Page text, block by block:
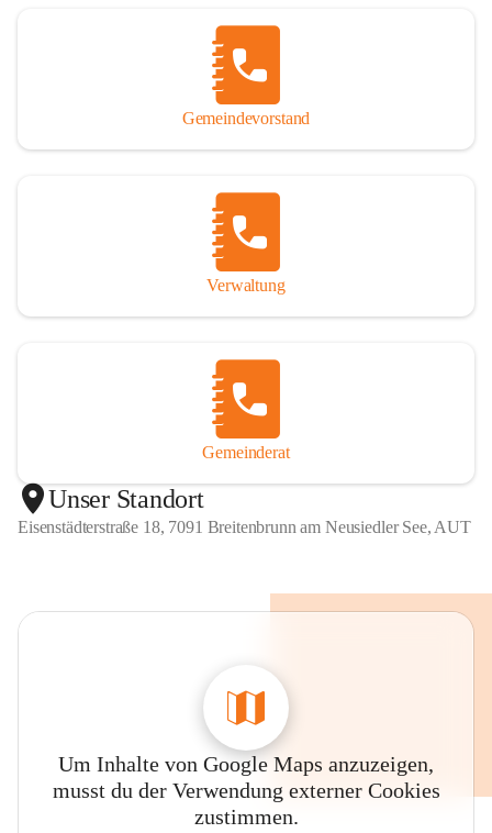
Gemeindevorstand
Verwaltung
Gemeinderat
Unser Standort
Eisenstädterstraße 18, 7091 Breitenbrunn am Neusiedler See, AUT
Um Inhalte von Google Maps anzuzeigen,
musst du der Verwendung externer Cookies
zustimmen.